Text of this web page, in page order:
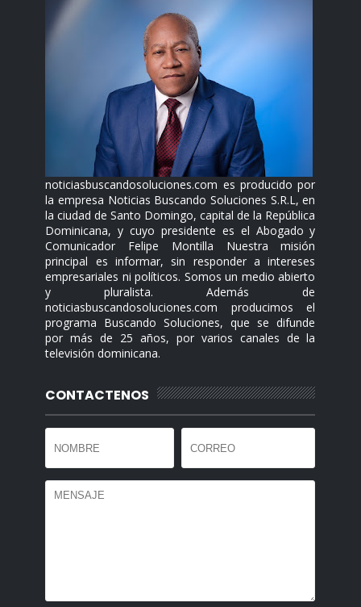
noticiasbuscandosoluciones.com es producido por
la empresa Noticias Buscando Soluciones S.R.L, en
la ciudad de Santo Domingo, capital de la República
Dominicana, y cuyo presidente es el Abogado y
Comunicador Felipe Montilla Nuestra misión
principal es informar, sin responder a intereses
empresariales ni políticos. Somos un medio abierto
y pluralista. Además de
noticiasbuscandosoluciones.com producimos el
programa Buscando Soluciones, que se difunde
por más de 25 años, por varios canales de la
televisión dominicana.
CONTACTENOS